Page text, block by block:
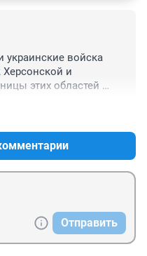
украинские войска
и
этих областей
Отправить